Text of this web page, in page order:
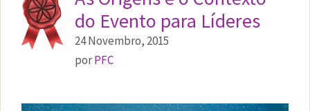
do Evento para Líderes
24 Novembro, 2015
porPFC